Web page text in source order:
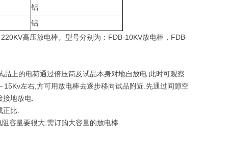
铝
铝
高压放电棒。型号分别为：FDB-10KV放电棒，FDB-
上的电荷通过倍压筒及试品本身对地自放电.此时可观察
左右,方可用放电棒去逐步移向试品附近.先通过间隙空
地放电.
比.
容量要很大,需订购大容量的放电棒.